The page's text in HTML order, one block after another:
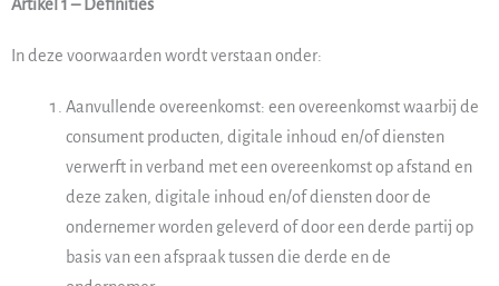
Artikel 1 – Definities
In deze voorwaarden wordt verstaan onder:
Aanvullende overeenkomst: een overeenkomst waarbij de
consument producten, digitale inhoud en/of diensten
verwerft in verband met een overeenkomst op afstand en
deze zaken, digitale inhoud en/of diensten door de
ondernemer worden geleverd of door een derde partij op
basis van een afspraak tussen die derde en de